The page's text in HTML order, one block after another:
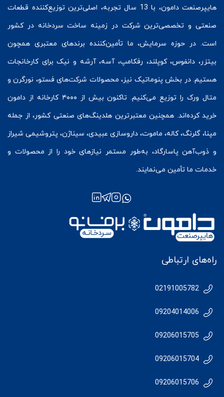
هایپرصنعت
دامون، با 13 سال تجربه، اصلی‌ترین توزیع‌کننده قطعات
صنعتی و تخصصی‌ترین شرکت در زمینه ساخت سردخانه در کشور
است. در حوزه سرمایش، ما تأمین‌کننده برندهای معتبری همچون
بیتزر، دانفوس،کوپلند، رفکامپ، آسه، آرشه و نیک برای کارخانجات
هستیم. در بخش پنوماتیک نیز، محصولات شرکت‌های فستو، نورگرن و
متال ورک
را توزیع می‌کنیم. تاکنون بیش از ۴۰۰۰ کارخانه از دامون
خرید کرده‌اند. همچنین معتبرترین هلدینگ‌های صنعتی کشور، از جمله
مپنا، گلرنگ، کاله، ماموت، داروسازی عبیدی، سیناژن، پتروشیمی شیراز
و ذوب‌آهن پاسارگاد، به‌طور مستمر نیازهای خود را از محصولات و
خدمات ما تأمین می‌نمایند.
راه‌های ارتباطی
02191005782
09204014006
09206015705
09206015704
09206015706